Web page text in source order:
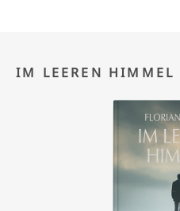
IM LEEREN HIMMEL